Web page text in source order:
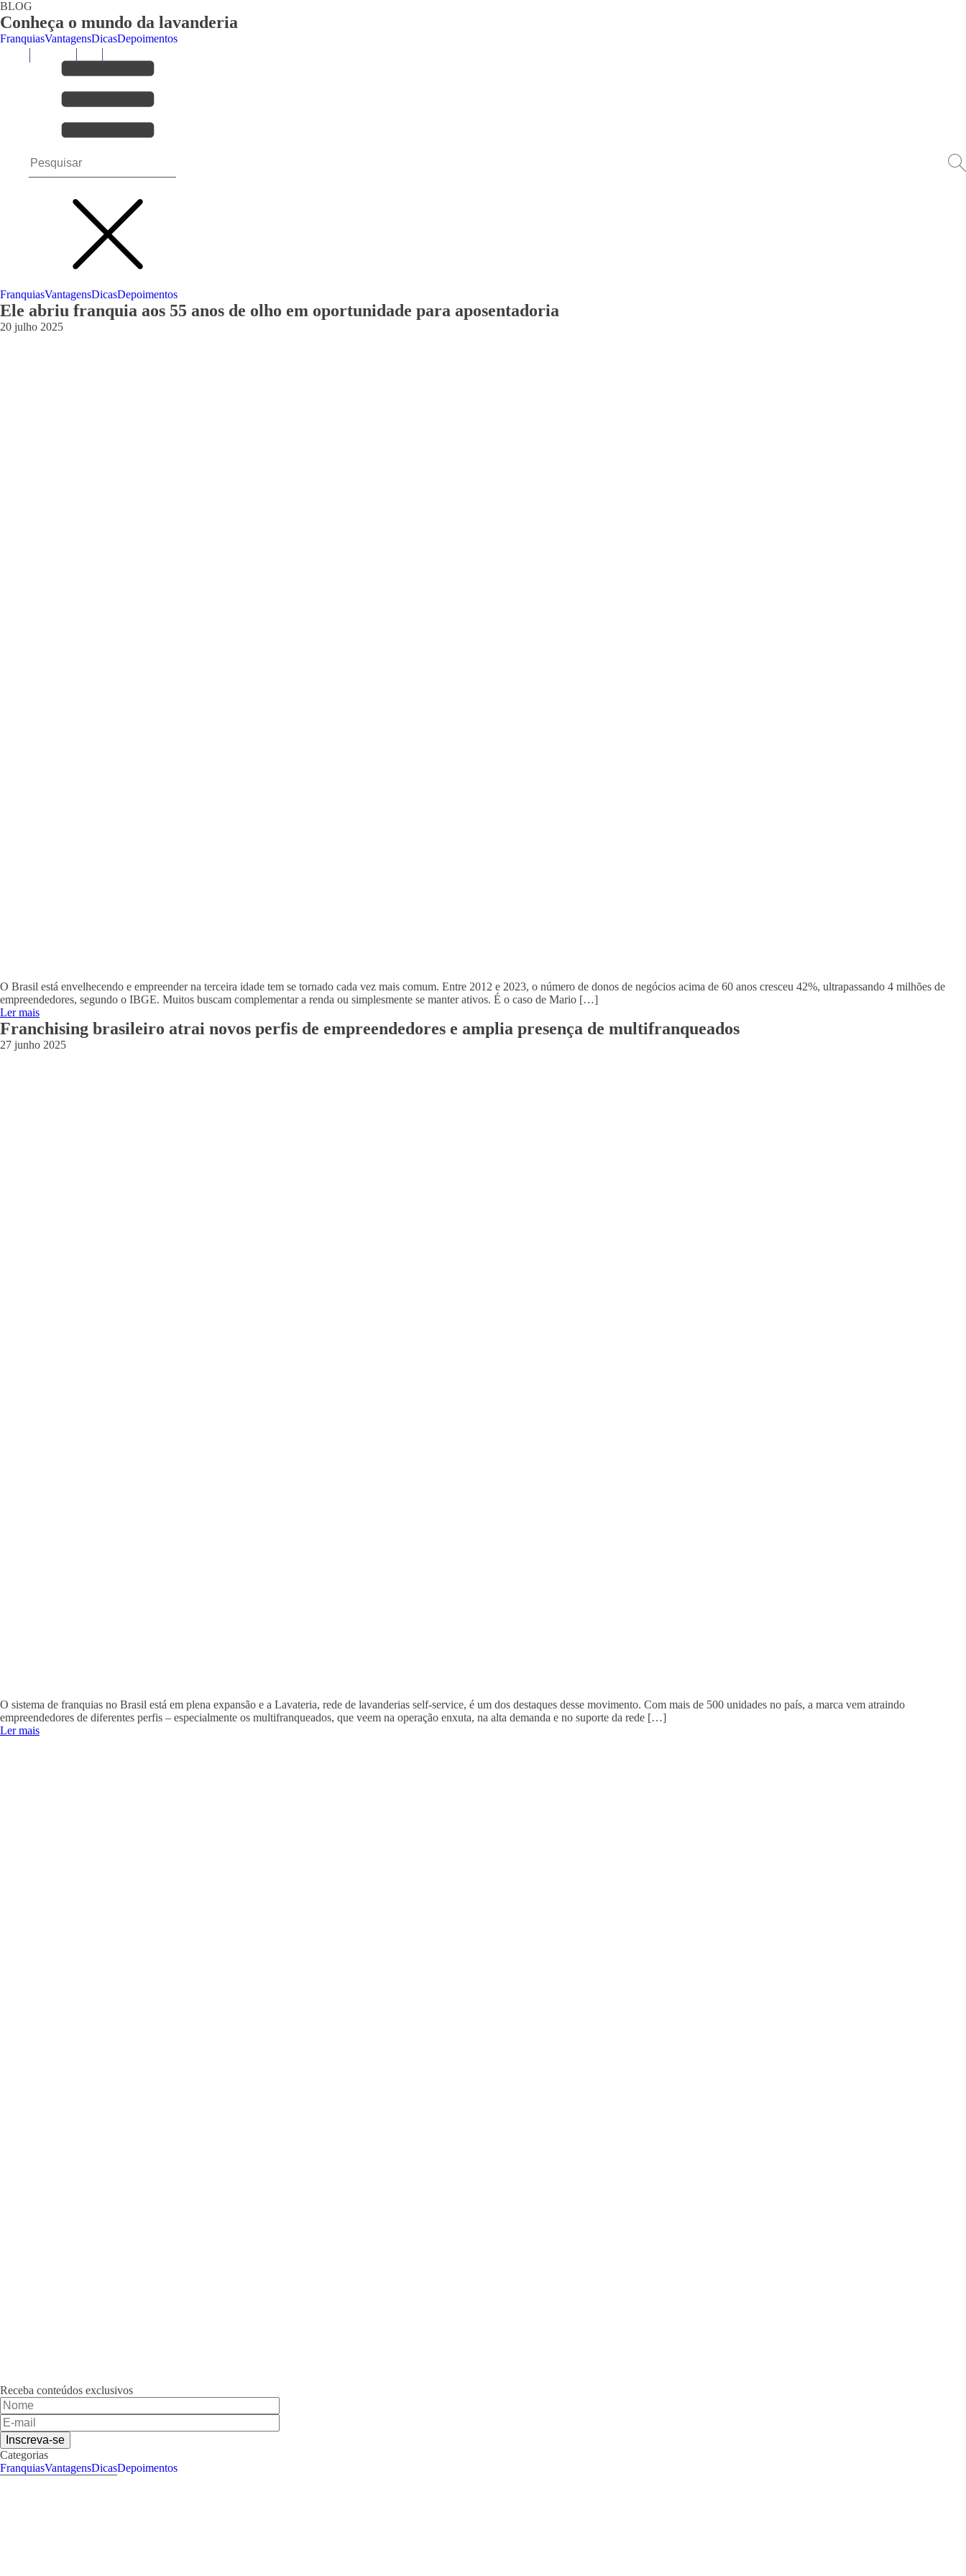
BLOG
Conheça o mundo da lavanderia
FranquiasVantagensDicasDepoimentos
FranquiasVantagensDicasDepoimentos
Ele abriu franquia aos 55 anos de olho em oportunidade para aposentadoria
20 julho 2025
O Brasil está envelhecendo e empreender na terceira idade tem se tornado cada vez mais comum. Entre 2012 e 2023, o número de donos de negócios acima de 60 anos cresceu 42%, ultrapassando 4 milhões de
empreendedores, segundo o IBGE. Muitos buscam complementar a renda ou simplesmente se manter ativos. É o caso de Mario […]
Ler mais
Franchising brasileiro atrai novos perfis de empreendedores e amplia presença de multifranqueados
27 junho 2025
O sistema de franquias no Brasil está em plena expansão e a Lavateria, rede de lavanderias self-service, é um dos destaques desse movimento. Com mais de 500 unidades no país, a marca vem atraindo
empreendedores de diferentes perfis – especialmente os multifranqueados, que veem na operação enxuta, na alta demanda e no suporte da rede […]
Ler mais
Receba conteúdos exclusivos
Categorias
FranquiasVantagensDicasDepoimentos